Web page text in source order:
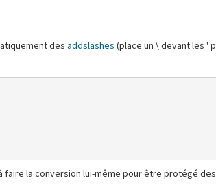
desaddslashes (place un \ devant les '
la conversion lui-même pour être protégé